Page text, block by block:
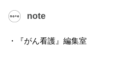
note
・『がん看護』編集室